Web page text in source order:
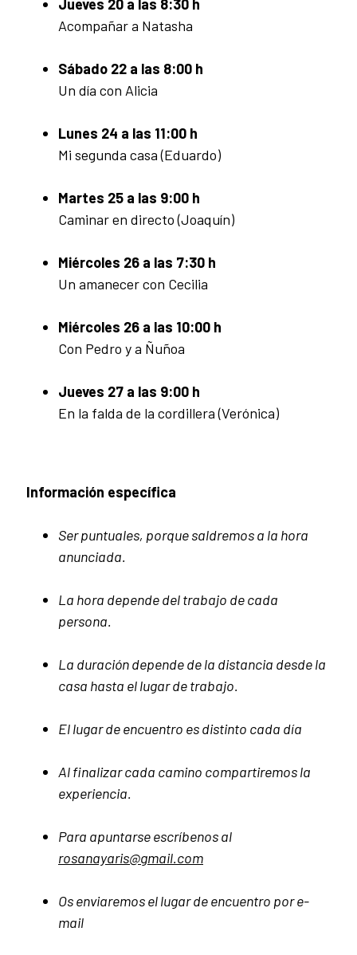
Jueves 20 a las 8:30 h
Acompañar a Natasha
Sábado 22 a las 8:00 h
Un día con Alicia
Lunes 24 a las 11:00 h
Mi segunda casa (Eduardo)
Martes 25 a las 9:00 h
Caminar en directo (Joaquín)
Miércoles 26 a las 7:30 h
Un amanecer con Cecilia
Miércoles 26 a las 10:00 h
Con Pedro y a Ñuñoa
Jueves 27 a las 9:00 h
En la falda de la cordillera (Verónica)
Información específica
Ser puntuales, porque saldremos a la hora
anunciada.
La hora depende del trabajo de cada
persona.
La duración depende de la distancia desde la
casa hasta el lugar de trabajo.
El lugar de encuentro es distinto cada día
Al finalizar cada camino compartiremos la
experiencia.
Para apuntarse escríbenos al
rosanayaris@gmail.com
Os enviaremos el lugar de encuentro por e-
mail